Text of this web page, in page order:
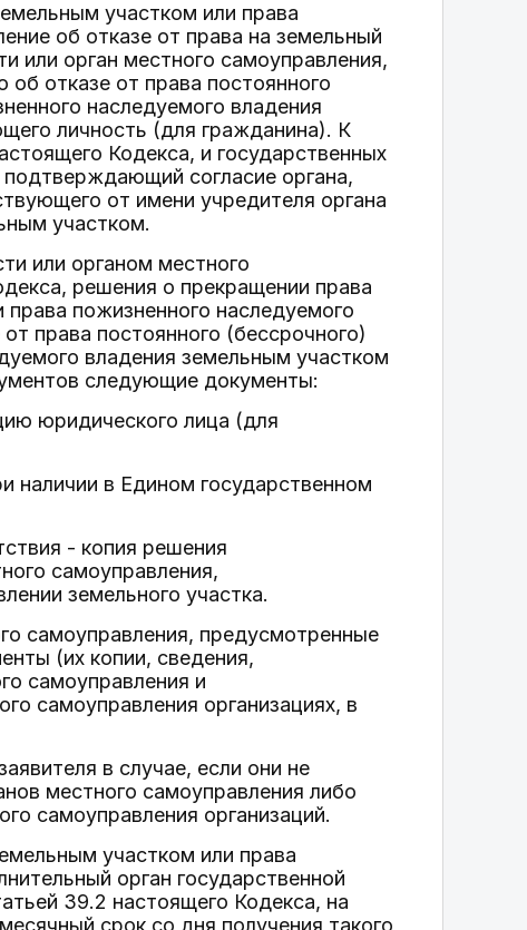
участком или права
об отказе от права на земельный
или орган местного самоуправления,
отказе от права постоянного
наследуемого владения
личность (для гражданина). К
Кодекса, и государственных
согласие органа,
от имени учредителя органа
участком.
или органом местного
решения о прекращении права
пожизненного наследуемого
права постоянного (бессрочного)
владения земельным участком
следующие документы:
юридического лица (для
наличии в Едином государственном
- копия решения
самоуправления,
земельного участка.
самоуправления, предусмотренные
(их копии, сведения,
самоуправления и
самоуправления организациях, в
в случае, если они не
местного самоуправления либо
самоуправления организаций.
участком или права
орган государственной
39.2 настоящего Кодекса, на
срок со дня получения такого